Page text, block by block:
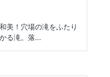
美！穴場の滝をふたり
る滝。落...